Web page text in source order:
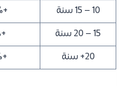
10 – 15 سنة
+23%
15 – 20 سنة
+6%
20+ سنة
+10%